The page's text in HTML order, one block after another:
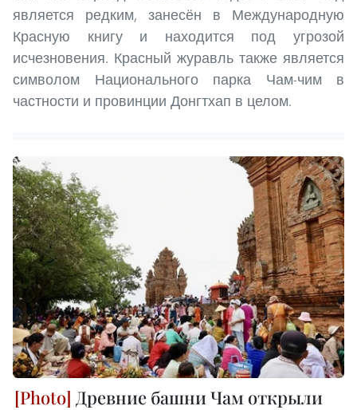
является редким, занесён в Международную
Красную книгу и находится под угрозой
исчезновения. Красный журавль также является
символом Национального парка Чам-чим в
частности и провинции Донгтхап в целом.
Древние башни Чам открыли